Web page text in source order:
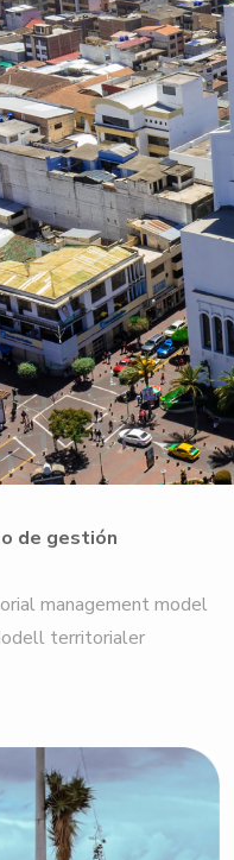
de gestión
management model
territorialer